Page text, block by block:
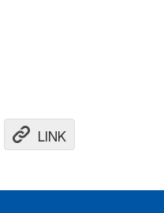
LINK